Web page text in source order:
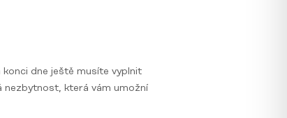
dne ještě musíte vyplnit
nezbytnost, která vám umožní